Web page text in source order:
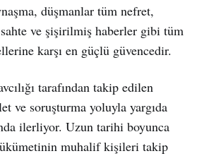
düşmanlar tüm nefret,
ve şişirilmiş haberler gibi tüm
karşı en güçlü güvencedir.
tarafından takip edilen
ve soruşturma yoluyla yargıda
ilerliyor. Uzun tarihi boyunca
muhalif kişileri takip